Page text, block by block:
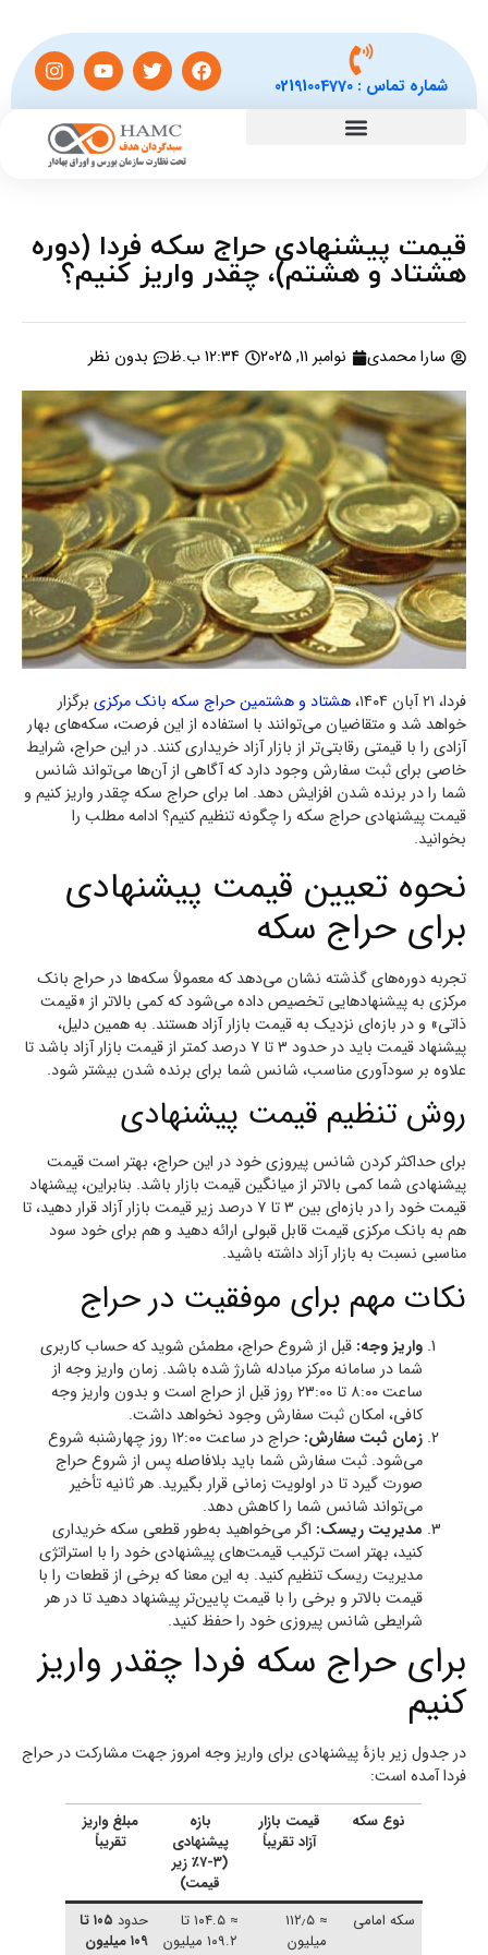
شماره تماس :02191004770
قیمت پیشنهادی حراج سکه فردا (دوره
هشتاد و هشتم)، چقدر واریز کنیم؟
سارا محمدی نوامبر 11, 2025 12:34 ب.ظ بدون نظر
فردا، ۲۱ آبان ۱۴۰۴، هشتاد و هشتمین حراج سکه بانک مرکزی برگزار
خواهد شد و متقاضیان می‌توانند با استفاده از این فرصت، سکه‌های بهار
آزادی را با قیمتی رقابتی‌تر از بازار آزاد خریداری کنند. در این حراج، شرایط
خاصی برای ثبت سفارش وجود دارد که آگاهی از آن‌ها می‌تواند شانس
شما را در برنده شدن افزایش دهد. اما برای حراج سکه چقدر واریز کنیم و
قیمت پیشنهادی حراج سکه را چگونه تنظیم کنیم؟ ادامه مطلب را
بخوانید.
نحوه تعیین قیمت پیشنهادی
برای حراج سکه
تجربه دوره‌های گذشته نشان می‌دهد که معمولاً سکه‌ها در حراج بانک
مرکزی به پیشنهادهایی تخصیص داده می‌شود که کمی بالاتر از «قیمت
ذاتی» و در بازه‌ای نزدیک به قیمت بازار آزاد هستند. به همین دلیل،
پیشنهاد قیمت باید در حدود ۳ تا ۷ درصد کمتر از قیمت بازار آزاد باشد تا
علاوه بر سودآوری مناسب، شانس شما برای برنده شدن بیشتر شود.
روش تنظیم قیمت پیشنهادی
برای حداکثر کردن شانس پیروزی خود در این حراج، بهتر است قیمت
پیشنهادی شما کمی بالاتر از میانگین قیمت بازار باشد. بنابراین، پیشنهاد
قیمت خود را در بازه‌ای بین ۳ تا ۷ درصد زیر قیمت بازار آزاد قرار دهید، تا
هم به بانک مرکزی قیمت قابل قبولی ارائه دهید و هم برای خود سود
مناسبی نسبت به بازار آزاد داشته باشید.
نکات مهم برای موفقیت در حراج
واریز وجه: قبل از شروع حراج، مطمئن شوید که حساب کاربری
شما در سامانه مرکز مبادله شارژ شده باشد. زمان واریز وجه از
ساعت ۸:۰۰ تا ۲۳:۰۰ روز قبل از حراج است و بدون واریز وجه
کافی، امکان ثبت سفارش وجود نخواهد داشت.
زمان ثبت سفارش:
حراج در ساعت ۱۲:۰۰ روز چهارشنبه شروع
می‌شود. ثبت سفارش شما باید بلافاصله پس از شروع حراج
صورت گیرد تا در اولویت زمانی قرار بگیرید. هر ثانیه تأخیر
می‌تواند شانس شما را کاهش دهد.
مدیریت ریسک: اگر می‌خواهید به‌طور قطعی سکه خریداری
کنید، بهتر است ترکیب قیمت‌های پیشنهادی خود را با استراتژی
مدیریت ریسک تنظیم کنید. به این معنا که برخی از قطعات را با
قیمت بالاتر و برخی را با قیمت پایین‌تر پیشنهاد دهید تا در هر
شرایطی شانس پیروزی خود را حفظ کنید.
برای حراج سکه فردا چقدر واریز
کنیم
در جدول زیر بازهٔ پیشنهادی برای واریز وجه امروز جهت مشارکت در حراج
فردا آمده است:
نوع سکه
قیمت بازار
آزاد تقریباً
بازه
پیشنهادی
(۳‑۷٪ زیر
قیمت)
مبلغ واریز
تقریباً
سکه امامی
≈ ۱۱۲٫۵
میلیون
≈ ۱۰۴.۵ تا
۱۰۹.۲ میلیون
حدود
۱۰۵ تا
۱۰۹ میلیون